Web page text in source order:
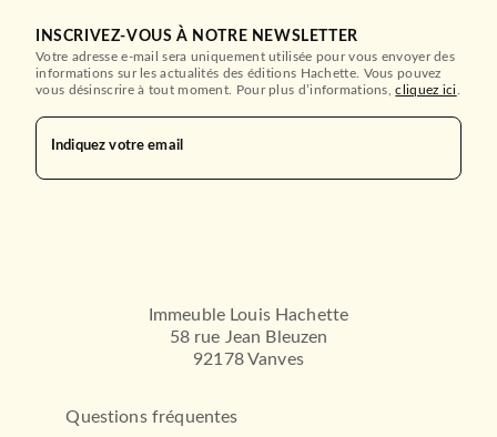
POLAR
La Piste noire
31/08/2016
LE LIVRE DE POCHE
THRILLER
INSCRIVEZ-VOUS À NOTRE NEWSLETTER
Votre adresse e-mail sera uniquement utilisée pour vous envoyer des
informations sur les actualités des éditions Hachette. Vous pouvez
vous désinscrire à tout moment. Pour plus d’informations,cliquez ici
Indiquez votre email
Immeuble Louis Hachette
58 rue Jean Bleuzen
92178 Vanves
Questions fréquentes